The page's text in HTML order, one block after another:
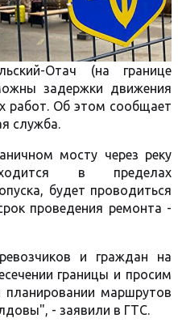
Отач (на границе
задержки движения
работ. Об этом сообщает
служба.
мосту через реку
в пределах
будет проводиться
проведения ремонта -
и граждан на
границы и просим
планировании маршрутов
- заявили в ГТС.